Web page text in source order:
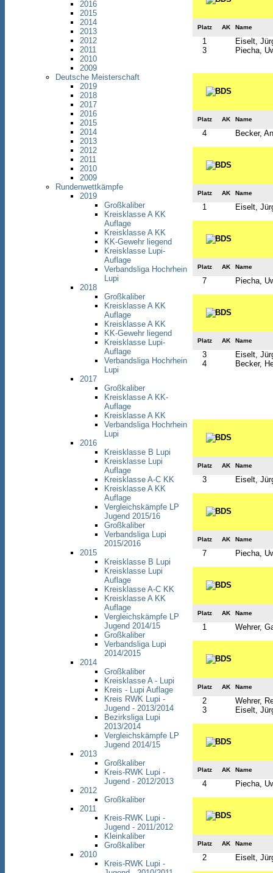
2016
2015
2014
2013
2012
2011
2010
2009
Deutsche Meisterschaft
2019
2018
2017
2016
2015
2014
2013
2012
2011
2010
2009
Rundenwettkämpfe
2019
Großkaliber
Kreisklasse A KK
Auflage
Kreisklasse A KK
KK-Gewehr liegend
Kreisklasse Lupi-
Auflage
Verbandsliga Hochrhein
Lupi
2018
Großkaliber
Kreisklasse A KK
Auflage
Kreisklasse A KK
KK-Gewehr liegend
Kreisklasse Lupi-
Auflage
Verbandsliga Hochrhein
Lupi
2017
Großkaliber
Kreisklasse A KK-
Auflage
Kreisklasse A KK
Verbandsliga Hochrhein
Lupi
2016
Kreisklasse B Lupi
Kreisklasse Lupi
Auflage
Kreisklasse A-C KK
Kreisklasse A KK
Auflage
Vergleichskämpfe LP
Jugend 2015/16
Großkaliber
Verbandsliga Lupi
2015/2016
2015
Kreisklasse B Lupi
Kreisklasse Lupi
Auflage
Kreisklasse A-C KK
Kreisklasse A KK
Auflage
Vergleichskämpfe LP
Jugend 2014/15
Großkaliber
Verbandsliga Lupi
2014/2015
2014
Großkaliber
Kreisklasse A - Lupi
Kreis - Lupi Auflage
Kreis RWK Lupi -
Jugend - 2013/2014
Bezirksliga Lupi
2013/2014
Vergleichskämpfe LP
Jugend 2014/15
2013
Großkaliber
Kreis-RWK Lupi -
Jugend - 2012/2013
2012
Großkaliber
2011
Kreis-RWK Lupi -
Jugend - 2011/2012
Kleinkaliber
Großkaliber
2010
Kreis-RWK Lupi -
Platz AK Name
1
Eiselt,
3
Piecha,
Platz AK Name
4 Becker,
Platz AK Name
1 Eiselt,
Platz AK Name
7 Piecha,
Platz AK Name
3
Eiselt,
4
Becker,
Platz AK Name
3 Eiselt,
Platz AK Name
7 Piecha,
Platz AK Name
1 Wehrer,
Platz AK Name
2
Wehrer,
3
Eiselt,
Platz AK Name
4 Piecha,
Platz AK Name
2 Eiselt,